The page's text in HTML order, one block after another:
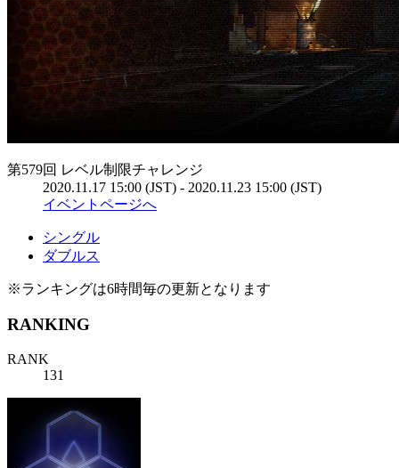
第579回 レベル制限チャレンジ
2020.11.17 15:00 (JST) - 2020.11.23 15:00 (JST)
イベントページへ
シングル
ダブルス
※ランキングは6時間毎の更新となります
RANKING
RANK
131